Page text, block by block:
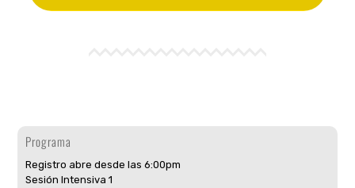
Programa
Registro abre desde las 6:00pm
Sesión Intensiva 1